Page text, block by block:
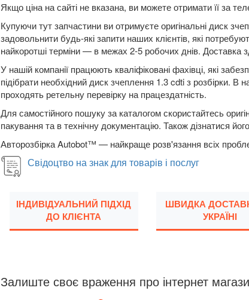
Якщо ціна на сайті не вказана, ви можете отримати її за
Купуючи тут запчастини ви отримуєте оригінальні диск
задовольнити будь-які запити наших клієнтів, які
найкоротші терміни — в межах 2-5 робочих днів. Доставка
У нашій компанії працюють кваліфіковані фахівці, які
підібрати необхідний диск зчеплення 1.3 cdti з розбірки. В
проходять ретельну перевірку на працездатність.
Для самостійного пошуку за каталогом скористайтесь
пакування та в технічну документацію. Також дізнатися
Авторозбірка Autobot™ — найкраще розв'язання всіх
Свідоцтво на знак для товарів і послуг
ІНДИВІДУАЛЬНИЙ ПІДХІД
ДО КЛІЄНТА
ШВИДКА
УКРАЇНІ
Залиште своє враження про інтернет